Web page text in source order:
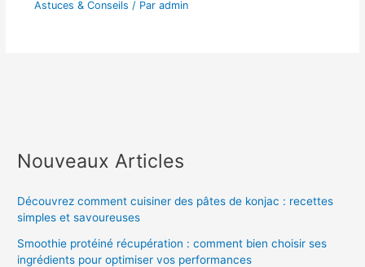
Astuces & Conseils / Par admin
Nouveaux Articles
Découvrez comment cuisiner des pâtes de konjac : recettes
simples et savoureuses
Smoothie protéiné récupération : comment bien choisir ses
ingrédients pour optimiser vos performances